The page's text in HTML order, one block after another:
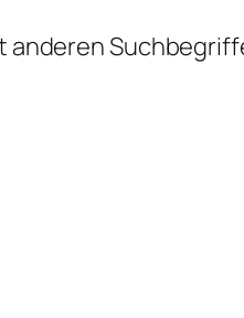
anderen